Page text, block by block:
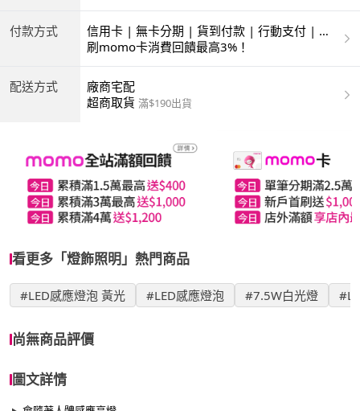
付款方式
信用卡 | 無卡分期 | 貨到付款 | 行動支付 | 超
商付款 | ATM | 銀聯卡
刷momo卡消費回饋最高3%！
配送方式
廠商宅配
超商取貨 滿$190出貨
看更多「燈飾照明」熱門商品
#LED感應燈泡 黃光 #LED感應燈泡 #7.5W白光燈
尚無商品評價
圖文詳情